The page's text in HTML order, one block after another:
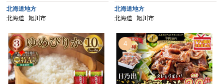
直送 果物 フルーツ 糖度 甘
い 旬 2玉 デザート 旭川市ふる
さと納税 北海道ふるさと納
税 旭川市 北海道】_02062
北海道地方
北海道
旭川市
い 北海道産 旭川市 北海道 】_
02061
北海道地方
北海道
旭川市
4